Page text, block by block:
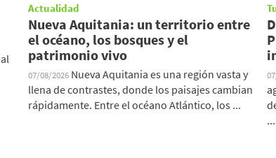
Actualidad
Nueva Aquitania: un territorio entre
el océano, los bosques y el
patrimonio vivo
07/08/2026 Nueva Aquitania es una región vasta y
llena de contrastes, donde los paisajes cambian
rápidamente. Entre el océano Atlántico, los ...
...